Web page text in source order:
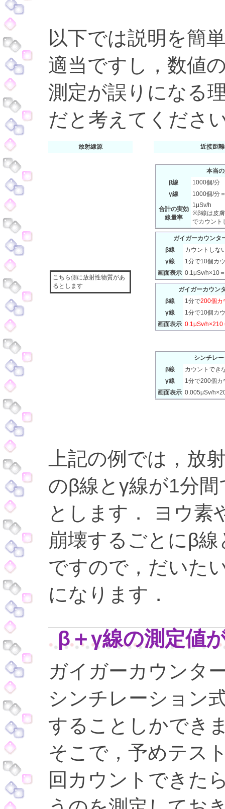
以下では説明を簡
適当ですし，数値
測定が誤りになる
だと考えてくださ
放射線源 近接距
こちら側に放射性物質があ
るとします
本当
β線
1000個/分
γ線
1000個/分
合計の実効
線量率
1μSv/h
※β線は皮
でカウント
ガイガーカウンタ
β線
カウントしな
γ線
1分で10個カ
画面表示 0.1μSv/h×10
ガイガーカウン
β線
1分で200個カ
γ線
1分で10個カ
画面表示 0.1μSv/h×210
シンチレ
β線
カウントでき
γ線
1分で200個カ
画面表示 0.005μSv/
上記の例では，放
のβ線とγ線が1分
とします． ヨウ素
崩壊するごとにβ
ですので，だいた
になります．
β＋γ線の測定値
ガイガーカウンタ
シンチレーション
することしかでき
そこで，予めテス
回カウントできた